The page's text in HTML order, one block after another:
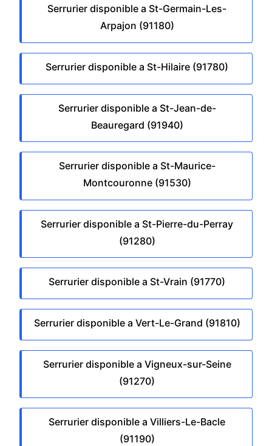
Serrurier disponible a St-Germain-Les-
Arpajon (91180)
Serrurier disponible a St-Hilaire (91780)
Serrurier disponible a St-Jean-de-
Beauregard (91940)
Serrurier disponible a St-Maurice-
Montcouronne (91530)
Serrurier disponible a St-Pierre-du-Perray
(91280)
Serrurier disponible a St-Vrain (91770)
Serrurier disponible a Vert-Le-Grand (91810)
Serrurier disponible a Vigneux-sur-Seine
(91270)
Serrurier disponible a Villiers-Le-Bacle
(91190)